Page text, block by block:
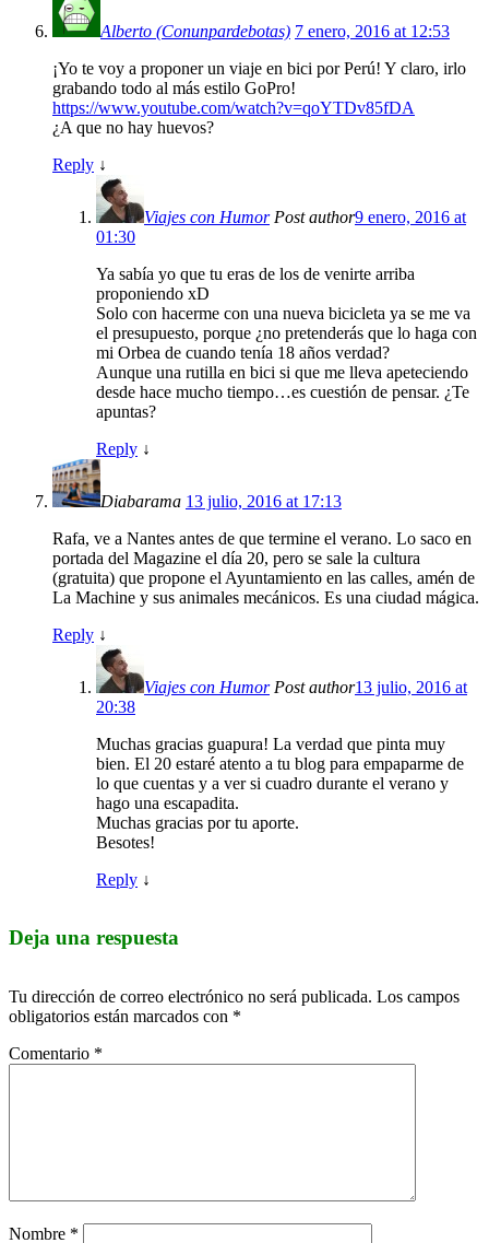
Alberto (Conunpardebotas) 7 enero, 2016 at 12:53
¡Yo te voy a proponer un viaje en bici por Perú! Y claro, irlo
grabando todo al más estilo GoPro!
https://www.youtube.com/watch?v=qoYTDv85fDA
¿A que no hay huevos?
Reply ↓
Viajes con Humor Post author9 enero, 2016 at
01:30
Ya sabía yo que tu eras de los de venirte arriba
proponiendo xD
Solo con hacerme con una nueva bicicleta ya se me va
el presupuesto, porque ¿no pretenderás que lo haga con
mi Orbea de cuando tenía 18 años verdad?
Aunque una rutilla en bici si que me lleva apeteciendo
desde hace mucho tiempo…es cuestión de pensar. ¿Te
apuntas?
Reply ↓
Diabarama 13 julio, 2016 at 17:13
Rafa, ve a Nantes antes de que termine el verano. Lo saco en
portada del Magazine el día 20, pero se sale la cultura
(gratuita) que propone el Ayuntamiento en las calles, amén de
La Machine y sus animales mecánicos. Es una ciudad mágica.
Reply ↓
Viajes con Humor Post author13 julio, 2016 at
20:38
Muchas gracias guapura! La verdad que pinta muy
bien. El 20 estaré atento a tu blog para empaparme de
lo que cuentas y a ver si cuadro durante el verano y
hago una escapadita.
Muchas gracias por tu aporte.
Besotes!
Reply ↓
Deja una respuesta
Tu dirección de correo electrónico no será publicada. Los campos
obligatorios están marcados con *
Comentario *
Nombre *